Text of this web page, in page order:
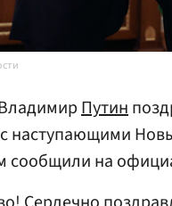
Путин
наступающими
сообщили на